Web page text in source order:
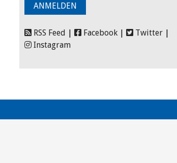
RSS Feed Facebook Twitter
Instagram